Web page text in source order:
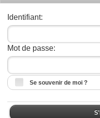
Identifiant:
Mot de passe:
Se souvenir de moi ?